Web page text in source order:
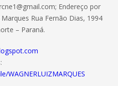
; Endereço por
Rua Fernão Dias, 1994
– Paraná.
WAGNERLUIZMARQUES